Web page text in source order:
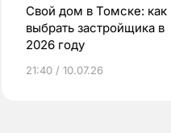
Свой дом в Томске: как
выбрать застройщика в
2026 году
21:40 / 10.07.26